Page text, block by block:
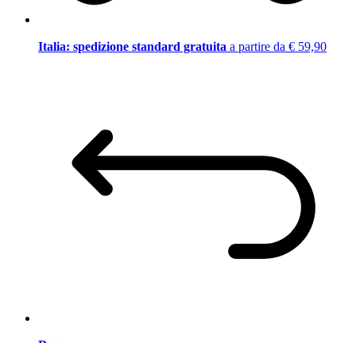
Italia: spedizione standard gratuita a partire da € 59,90